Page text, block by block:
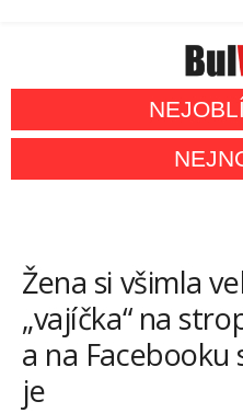
Žena si všimla
„vajíčka“ na
a na
je